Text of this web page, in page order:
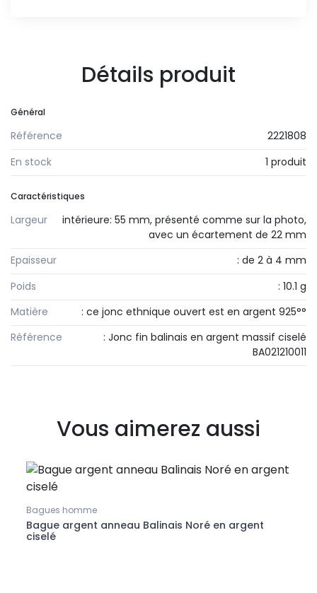
Détails produit
Général
Référence
2221808
En stock
1 produit
Caractéristiques
Largeur
intérieure: 55 mm, présenté comme sur la photo,
avec un écartement de 22 mm
Epaisseur
: de 2 à 4 mm
Poids
: 10.1 g
Matière
: ce jonc ethnique ouvert est en argent 925°°
Référence
: Jonc fin balinais en argent massif ciselé
BA021210011
Vous aimerez aussi
Bagues homme
Bague argent anneau Balinais Noré en argent
ciselé